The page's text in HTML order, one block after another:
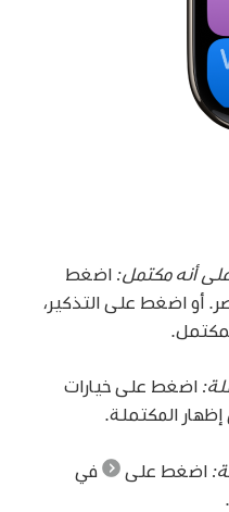
أنه مكتمل:اضغط
أو اضغط على التذكير،
اضغط على خيارات
المكتملة.
اضغط على
في